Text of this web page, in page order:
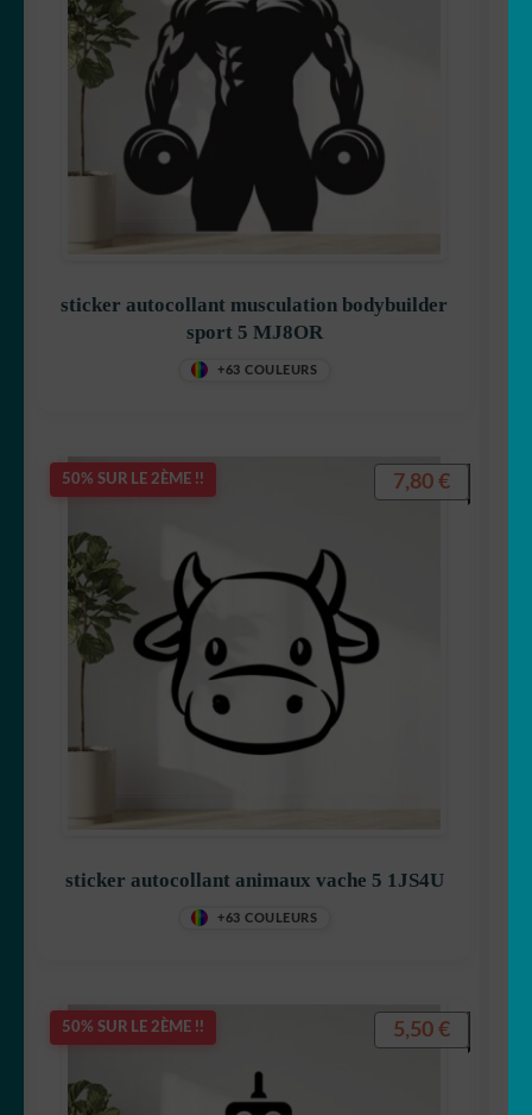
sticker autocollant musculation bodybuilder
sport 5 MJ8OR
+63 COULEURS
50% SUR LE 2ÈME !!
sticker autocollant animaux vache 5 1JS4U
+63 COULEURS
7,80 €
50% SUR LE 2ÈME !! 5,50 €